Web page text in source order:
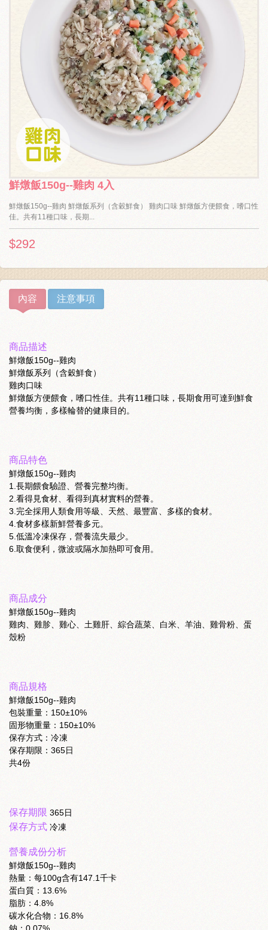
鮮燉飯150g--雞肉 4入
鮮燉飯150g--雞肉 鮮燉飯系列（含穀鮮食） 雞肉口味 鮮燉飯方便餵食，嗜口性
佳。共有11種口味，長期...
$292
內容 注意事項
商品描述
鮮燉飯150g--雞肉
鮮燉飯系列（含穀鮮食）
雞肉口味
鮮燉飯方便餵食，嗜口性佳。共有11種口味，長期食用可達到鮮食
營養均衡，多樣輪替的健康目的。
商品特色
鮮燉飯150g--雞肉
1.長期餵食驗證、營養完整均衡。
2.看得見食材、看得到真材實料的營養。
3.完全採用人類食用等級、天然、最豐富、多樣的食材。
4.食材多樣新鮮營養多元。
5.低溫冷凍保存，營養流失最少。
6.取食便利，微波或隔水加熱即可食用。
商品成分
鮮燉飯150g--雞肉
雞肉、雞胗、雞心、土雞肝、綜合蔬菜、白米、羊油、雞骨粉、蛋
殼粉
商品規格
鮮燉飯150g--雞肉
包裝重量：150±10%
固形物重量：150±10%
保存方式：冷凍
保存期限：365日
共4份
保存期限 365日
保存方式 冷凍
營養成份分析
鮮燉飯150g--雞肉
熱量：每100g含有147.1千卡
蛋白質：13.6%
脂肪：4.8%
碳水化合物：16.8%